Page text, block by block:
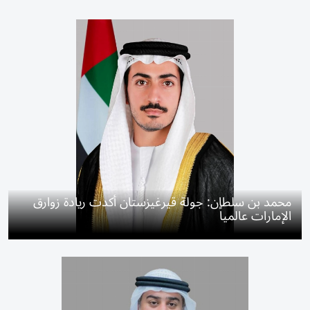
محمد بن سلطان: جولة قيرغيزستان أكدت ريادة زوارق
الإمارات عالمياً